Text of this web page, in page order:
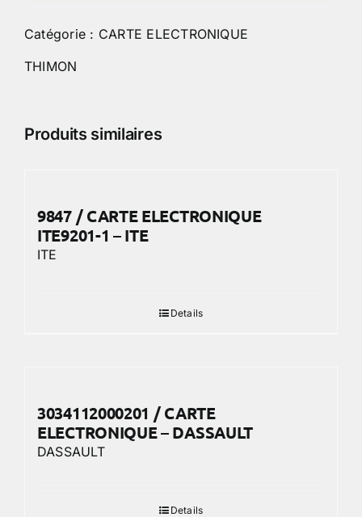
Catégorie : CARTE ELECTRONIQUE
THIMON
Produits similaires
9847 / CARTE ELECTRONIQUE
ITE9201-1 – ITE
ITE
Details
3034112000201 / CARTE
ELECTRONIQUE – DASSAULT
DASSAULT
Details